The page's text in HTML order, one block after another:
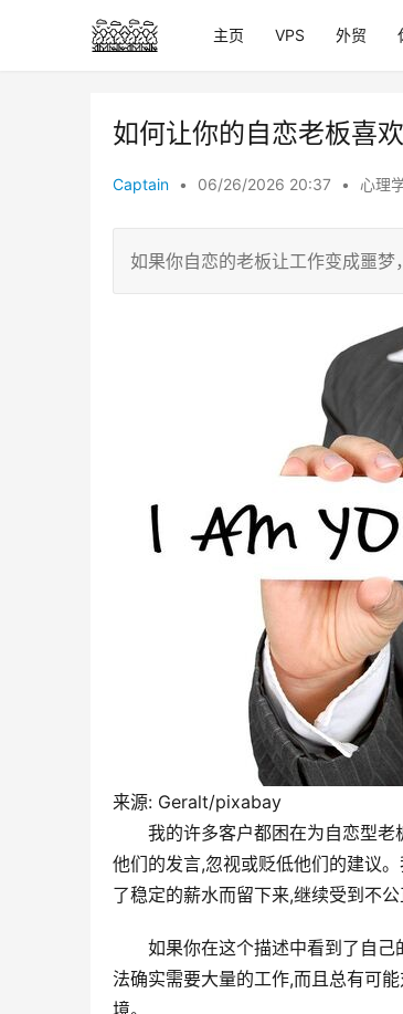
主页 VPS 外贸
如何让你的自恋老板喜
Captain • 06/26/2026 20:37 • 心理
如果你自恋的老板让工作变成噩梦
来源: Geralt/pixabay
我的许多客户都困在为自恋型
他们的发言,忽视或贬低他们的建议
了稳定的薪水而留下来,继续受到不公
如果你在这个描述中看到了自
法确实需要大量的工作,而且总有可
境。